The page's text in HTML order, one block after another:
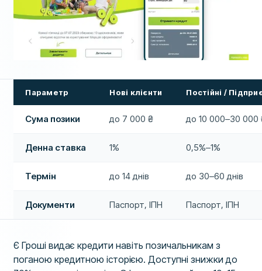
Параметр Нові клієнти Постійні /
Сума позики до 7 000 ₴ до 10 000–30 000
Денна ставка 1% 0,5%–1%
Термін до 14 днів до 30–60 днів
Документи Паспорт, ІПН Паспорт, ІПН
Є Гроші видає кредити навіть позичальникам з
поганою кредитною історією. Доступні знижки до